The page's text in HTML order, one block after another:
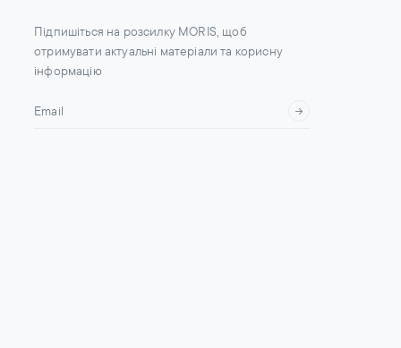
Підпишіться на розсилку MORIS, щоб
отримувати актуальні матеріали та корисну
інформацію